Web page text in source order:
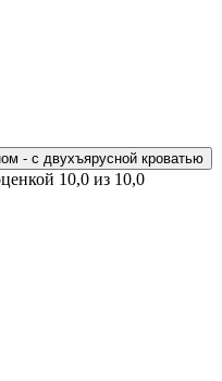
- с двухъярусной кроватью
10,0 из 10,0